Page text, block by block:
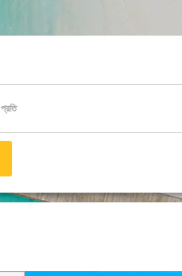
প্রতি